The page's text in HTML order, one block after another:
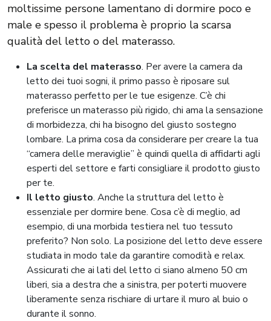
moltissime persone lamentano di dormire poco e
male e spesso il problema è proprio la scarsa
qualità del letto o del materasso.
La scelta del materasso. Per avere la camera da
letto dei tuoi sogni, il primo passo è riposare sul
materasso perfetto per le tue esigenze. C’è chi
preferisce un materasso più rigido, chi ama la sensazione
di morbidezza, chi ha bisogno del giusto sostegno
lombare. La prima cosa da considerare per creare la tua
“camera delle meraviglie” è quindi quella di affidarti agli
esperti del settore e farti consigliare il prodotto giusto
per te.
Il letto giusto. Anche la struttura del letto è
essenziale per dormire bene. Cosa c’è di meglio, ad
esempio, di una morbida testiera nel tuo tessuto
preferito? Non solo. La posizione del letto deve essere
studiata in modo tale da garantire comodità e relax.
Assicurati che ai lati del letto ci siano almeno 50 cm
liberi, sia a destra che a sinistra, per poterti muovere
liberamente senza rischiare di urtare il muro al buio o
durante il sonno.